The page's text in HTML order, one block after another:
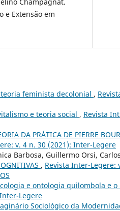
e Extensão em
feminista decolonial ,
e teoria social , Revista
DA PRÁTICA DE PIERRE
v. 4 n. 30 (2021): Inter-Legere
Barbosa, Guillermo Orsi,
, Revista Inter-Legere:
e ontologia quilombola e
Legere
Sociológico da